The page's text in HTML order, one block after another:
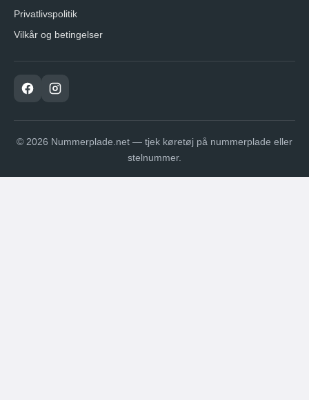
Privatlivspolitik
Vilkår og betingelser
© 2026 Nummerplade.net — tjek køretøj på nummerplade eller
stelnummer.